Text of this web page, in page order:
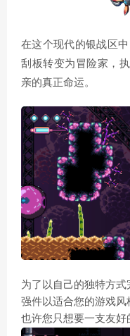
在这个现代的银战区
刮板转变为冒险家，
亲的真正命运。
为了以自己的独特方
强件以适合您的游戏风
也许您只想要一支友好